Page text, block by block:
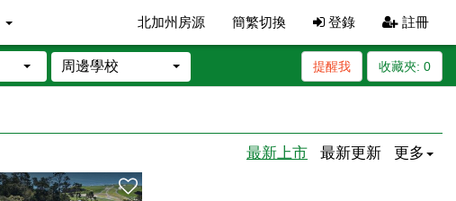
北加州房源 簡繁切換 登錄 註冊
周邊學校 收藏夾: 0
提醒我
最新上市 最新更新 更多